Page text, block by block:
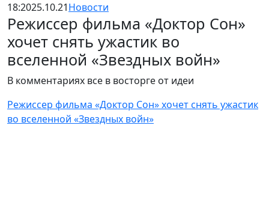
18:2025.10.21Новости
Режиссер фильма «Доктор Сон»
хочет снять ужастик во
вселенной «Звездных войн»
В комментариях все в восторге от идеи
Режиссер фильма «Доктор Сон» хочет снять ужастик
во вселенной «Звездных войн»